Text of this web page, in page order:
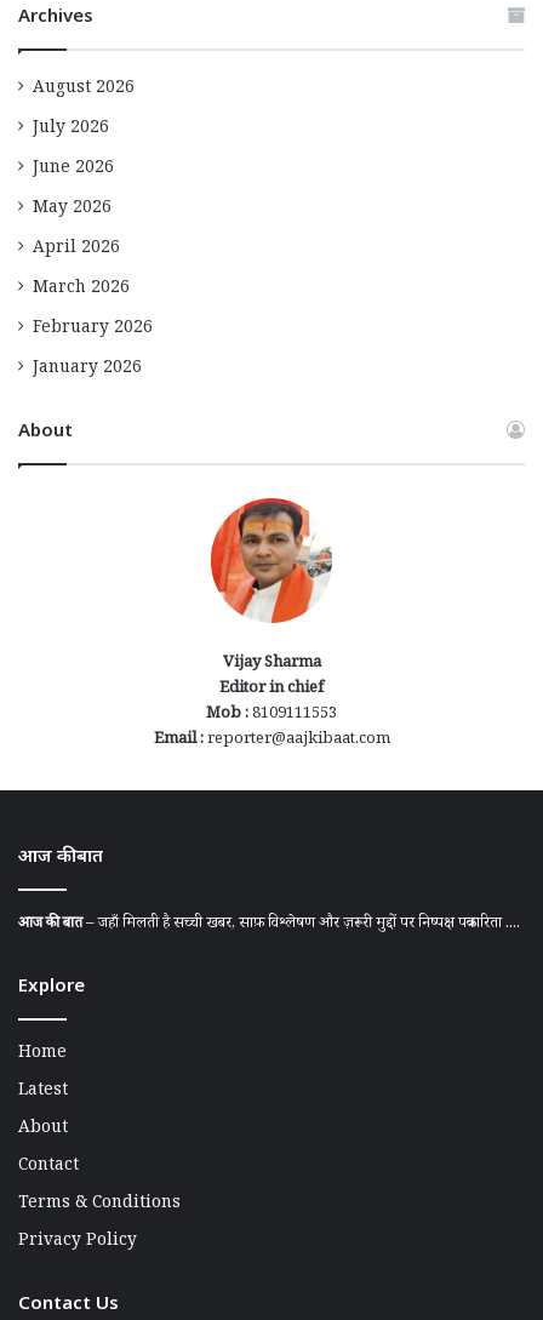
Archives
August 2026
July 2026
June 2026
May 2026
April 2026
March 2026
February 2026
January 2026
About
Vijay Sharma
Editor in chief
Mob :8109111553
Email :reporter@aajkibaat.com
आज की बात
आज की बात– जहाँ मिलती है सच्ची खबर, साफ़ विश्लेषण और ज़रूरी मुद्दों पर निष्पक्ष पत्रकारिता ....
Explore
Home
Latest
About
Contact
Terms & Conditions
Privacy Policy
Contact Us